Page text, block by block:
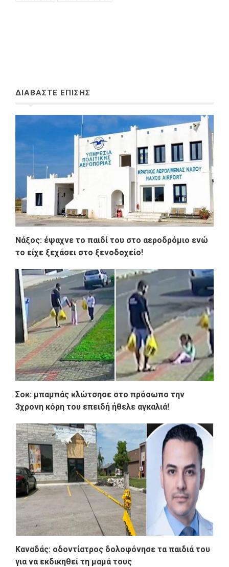
ΔΙΑΒΑΣΤΕ ΕΠΙΣΗΣ
Νάξος: έψαχνε το παιδί του στο αεροδρόμιο ενώ
το είχε ξεχάσει στο ξενοδοχείο!
Σοκ: μπαμπάς κλώτσησε στο πρόσωπο την
3χρονη κόρη του επειδή ήθελε αγκαλιά!
Καναδάς: οδοντίατρος δολοφόνησε τα παιδιά του
για να εκδικηθεί τη μαμά τους